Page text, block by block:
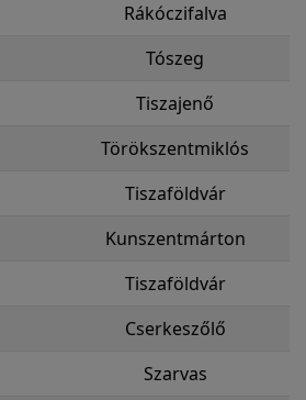
Rákóczifalva
Tószeg
Tiszajenő
Törökszentmiklós
Tiszaföldvár
Kunszentmárton
Tiszaföldvár
Cserkeszőlő
Szarvas